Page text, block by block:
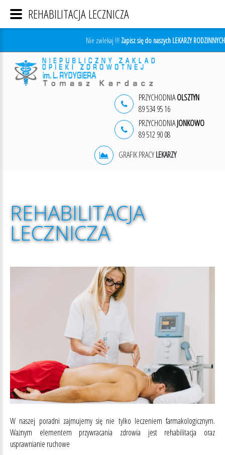
Nie zwlekaj !!! Zapisz się do naszych LEKARZY RODZINNYCH
PRZYCHODNIAOLSZTYN
89 534 95 16
PRZYCHODNIAJONKOWO
89 512 90 08
GRAFIK PRACYLEKARZY
REHABILITACJA
LECZNICZA
W naszej poradni zajmujemy się nie tylko leczeniem farmakologicznym.
Ważnym elementem przywracania zdrowia jest rehabilitacja oraz
usprawnianie ruchowe
REHABILITACJA LECZNICZA